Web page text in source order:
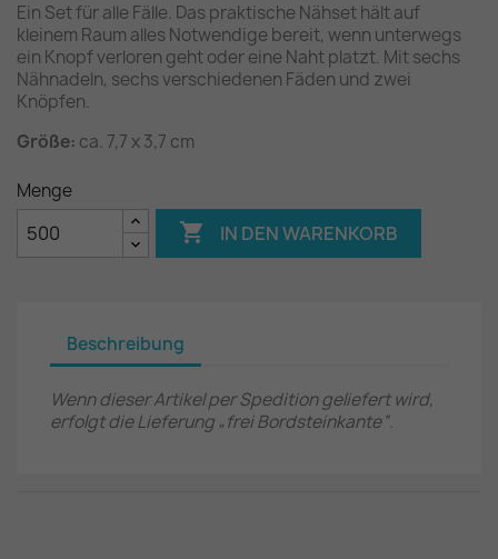
Ein Set für alle Fälle. Das praktische Nähset hält auf
kleinem Raum alles Notwendige bereit, wenn unterwegs
ein Knopf verloren geht oder eine Naht platzt. Mit sechs
Nähnadeln, sechs verschiedenen Fäden und zwei
Knöpfen.
Größe: ca. 7,7 x 3,7 cm
Menge
 IN DEN WARENKORB
Beschreibung
Wenn dieser Artikel per Spedition geliefert wird,
erfolgt die Lieferung „frei Bordsteinkante“.